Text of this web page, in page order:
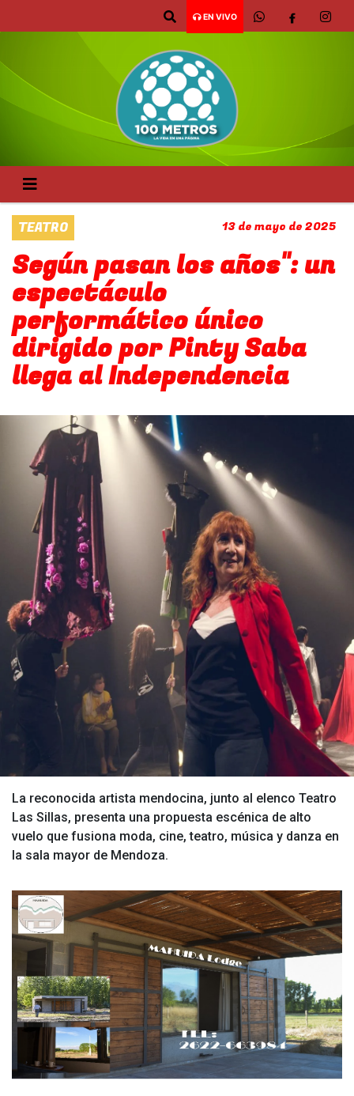
EN VIVO
TEATRO 13 de mayo de 2025
Según pasan los años": un
espectáculo
performático único
dirigido por Pinty Saba
llega al Independencia
La reconocida artista mendocina, junto al elenco Teatro
Las Sillas, presenta una propuesta escénica de alto
vuelo que fusiona moda, cine, teatro, música y danza en
la sala mayor de Mendoza.